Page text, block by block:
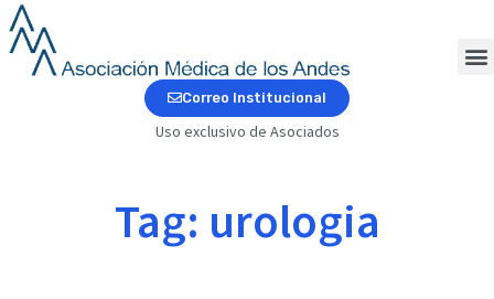
al
contenido
Correo Institucional
Uso exclusivo de Asociados
Tag: urologia